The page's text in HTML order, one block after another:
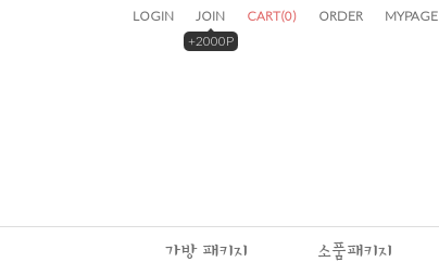
LOGIN
JOIN
+2000P
CART(0) ORDER MYPAGE
가방 패키지 소품패키지